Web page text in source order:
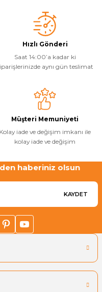
Hızlı Gönderi
Saat 14:00’a kadar ki
aynı gün teslimat
Müşteri Memuniyeti
Kolay iade ve değişim imkanı ile
kolay iade ve değişim
haberiniz olsun
KAYDET